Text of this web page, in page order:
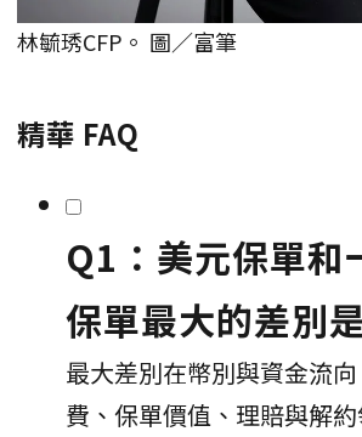
林毓琇CFP。 圖／富筆
精華 FAQ
Q1：美元保單和
保單最大的差別
最大差別在幣別與資金流
費、保單價值、理賠與解